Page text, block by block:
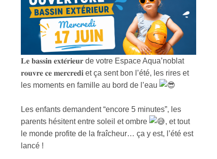
𝐋𝐞 𝐛𝐚𝐬𝐬𝐢𝐧 𝐞𝐱𝐭𝐞́𝐫𝐢𝐞𝐮𝐫 de votre Espace Aqua’noblat
𝐫𝐨𝐮𝐯𝐫𝐞 𝐜𝐞 𝐦𝐞𝐫𝐜𝐫𝐞𝐝𝐢 et ça sent bon l’été, les rires et
les moments en famille au bord de l’eau
Les enfants demandent “encore 5 minutes”, les
parents hésitent entre soleil et ombre
, et tout
le monde profite de la fraîcheur… ça y est, l’été est
lancé !